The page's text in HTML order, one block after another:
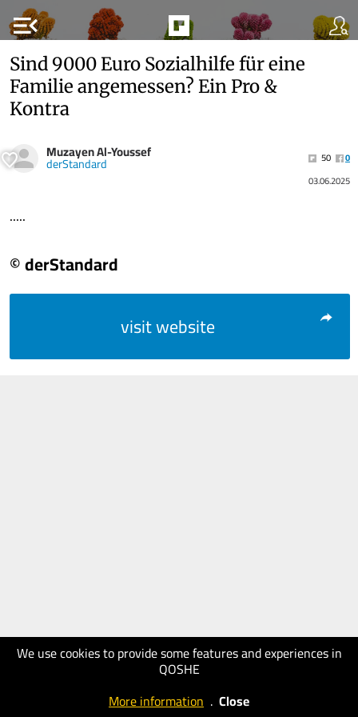
menu_open
We use cookies to provide some features and experiences in
QOSHE
More information . Close
Sind 9000 Euro Sozialhilfe für eine
Familie angemessen? Ein Pro &
Kontra
Muzayen Al-Youssef
derStandard 50
0
03.06.2025
.....
© derStandard
visit website